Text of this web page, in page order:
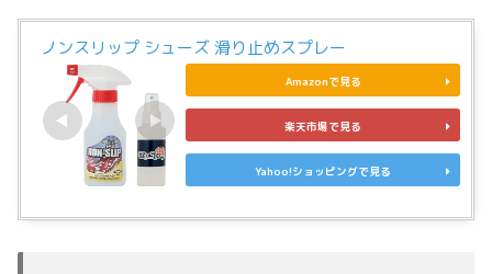
ノンスリップ シューズ 滑り止めスプレー
Amazonで見る
楽天市場で見る
Yahoo!ショッピングで見る